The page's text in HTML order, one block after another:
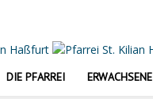
DIE PFARREI ERWACHSENE